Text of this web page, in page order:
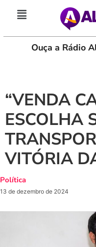
Ouça a Rádio
“VENDA
ESCOLHA
VITÓRIA
Política
13 de dezembro de 2024